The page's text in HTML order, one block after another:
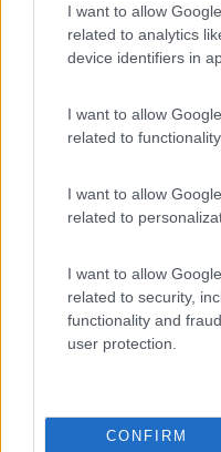
I want to allow
related to analytics
device identifiers in
I want to allow
related to
I want to allow
related to
I want to allow
related to security,
functionality and
user protection.
CONFIRM
Area di sosta (PS)
Parcheggio Torre
Parcheggio isolato
Contrada Torre Pozzella